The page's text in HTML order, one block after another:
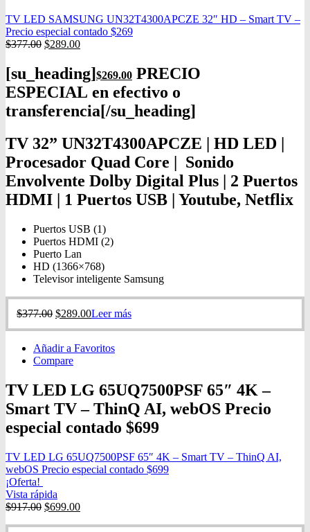
TV LED SAMSUNG UN32T4300APCZE 32″ HD – Smart TV –
Precio especial contado $269
$377.00 $289.00
[su_heading] $269.00 PRECIO
ESPECIAL en efectivo o
transferencia[/su_heading]
TV 32” UN32T4300APCZE | HD LED |
Procesador Quad Core | Sonido
Envolvente Dolby Digital Plus | 2 Puertos
HDMI | 1 Puertos USB | Youtube, Netflix
Puertos USB (1)
Puertos HDMI (2)
Puerto Lan
HD (1366×768)
Televisor inteligente Samsung
$377.00 $289.00Leer más
Añadir a Favoritos
Compare
TV LED LG 65UQ7500PSF 65″ 4K –
Smart TV – ThinQ AI, webOS Precio
especial contado $699
TV LED LG 65UQ7500PSF 65″ 4K – Smart TV – ThinQ AI,
webOS Precio especial contado $699
¡Oferta!
Vista rápida
$917.00 $699.00